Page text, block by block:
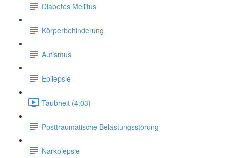
Diabetes Mellitus
Körperbehinderung
Autismus
Epilepsie
Taubheit (4:03)
Posttraumatische Belastungsstörung
Narkolepsie